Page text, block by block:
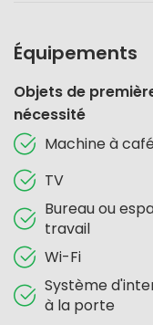
Équipements
Objets de
nécessité
Machine à café
TV
Bureau ou
travail
Wi-Fi
Système
à la porte